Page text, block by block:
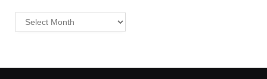
Archives